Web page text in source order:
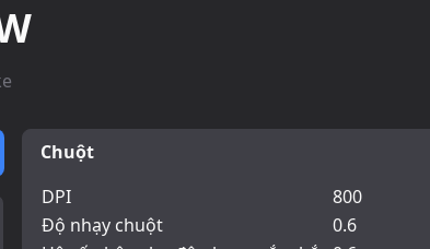
Chuột
DPI
800
Độ nhạy chuột
0.6